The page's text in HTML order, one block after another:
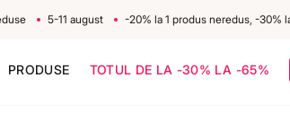
5-11 august -20% la 1 produs neredus, -30% la 2
PRODUSE TOTUL DE LA -30% LA -65%